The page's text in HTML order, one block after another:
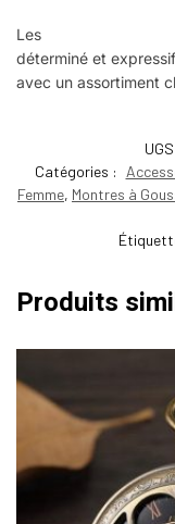
Les
déterminé et
avec un assortiment
Catégories :
Femme, Montres à
Produits